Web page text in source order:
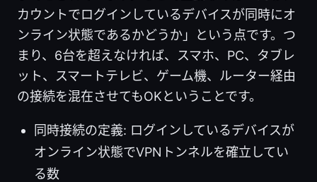
カウントでログインしているデバイスが同時にオ
ンライン状態であるかどうか」という点です。つ
まり、6台を超えなければ、スマホ、PC、タブレ
ット、スマートテレビ、ゲーム機、ルーター経由
の接続を混在させてもOKということです。
同時接続の定義: ログインしているデバイスが
オンライン状態でVPNトンネルを確立してい
る数